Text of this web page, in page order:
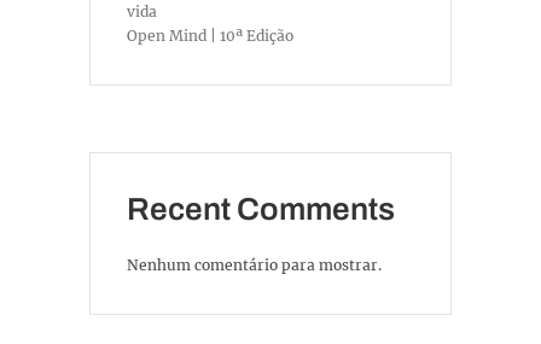
vida
Open Mind | 10ª Edição
Recent Comments
Nenhum comentário para mostrar.